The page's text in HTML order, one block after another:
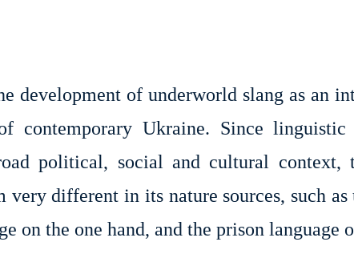
development of underworld slang as an
contemporary Ukraine. Since linguistic
political, social and cultural context,
very different in its nature sources, such
on the one hand, and the prison language